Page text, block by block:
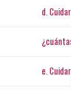
d.
e.